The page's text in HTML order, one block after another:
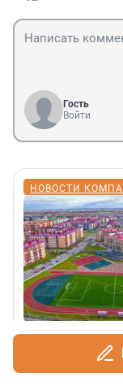
Гость
Войти
НОВОСТИ
Строители
кварталов»